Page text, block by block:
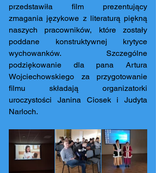
przedstawiła film prezentujący
zmagania językowe z literaturą piękną
naszych pracowników, które zostały
poddane konstruktywnej krytyce
wychowanków. Szczególne
podziękowanie dla pana Artura
Wojciechowskiego za przygotowanie
filmu składają organizatorki
uroczystości Janina Ciosek i Judyta
Narloch.